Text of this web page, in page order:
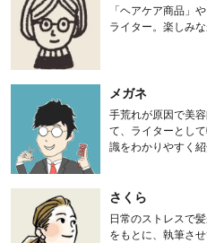
「ヘアケア商品」
ライター。楽しみ
メガネ
手荒れが原因で美
て、ライターとし
識をわかりやすく紹
さくら
日常のストレスで
をもとに、執筆さ